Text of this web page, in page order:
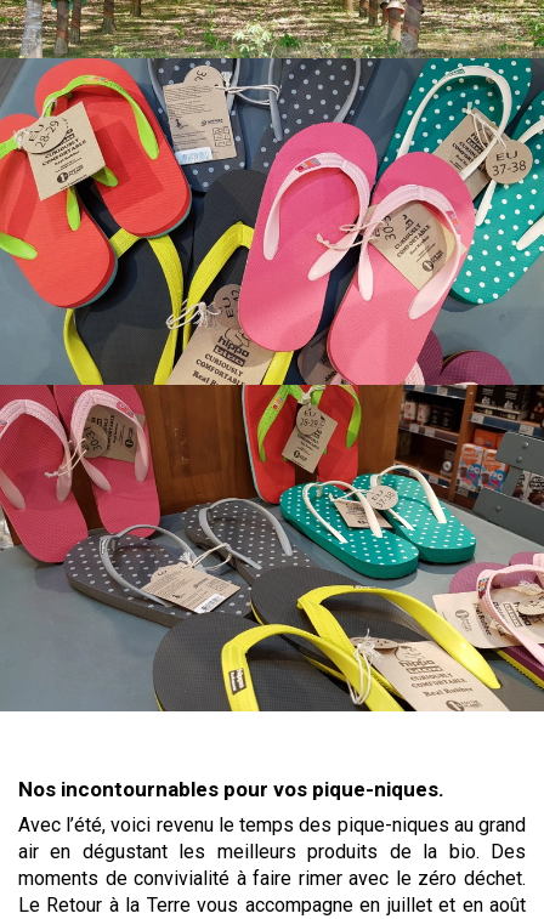
Nos incontournables pour vos pique-niques.
Avec l’été, voici revenu le temps des pique-niques au grand
air en dégustant les meilleurs produits de la bio. Des
moments de convivialité à faire rimer avec le zéro déchet.
Le Retour à la Terre vous accompagne en juillet et en août